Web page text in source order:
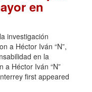
en
investigación
a Héctor Iván “N”,
en la
Héctor Iván “N”
first appeared